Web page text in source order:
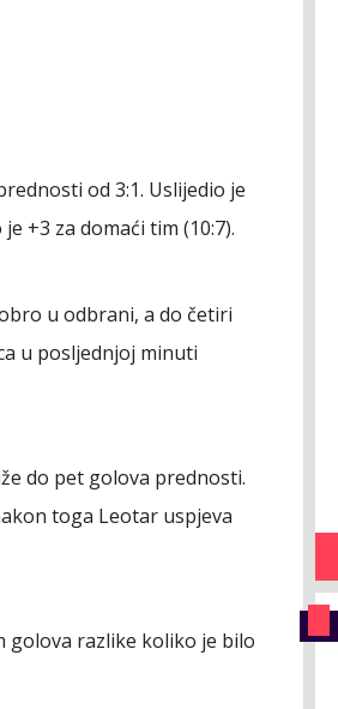
od 3:1. Uslijedio je
+3 za domaći tim (10:7).
u odbrani, a do četiri
u posljednjoj minuti
do pet golova prednosti.
toga Leotar uspjeva
golova razlike koliko je bilo